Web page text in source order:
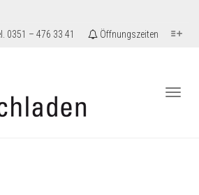
0351 – 476 33 41 Öffnungszeiten